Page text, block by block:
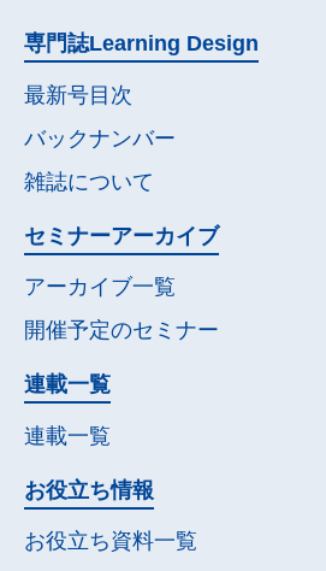
専門誌Learning Design
最新号目次
バックナンバー
雑誌について
セミナーアーカイブ
アーカイブ一覧
開催予定のセミナー
連載一覧
連載一覧
お役立ち情報
お役立ち資料一覧